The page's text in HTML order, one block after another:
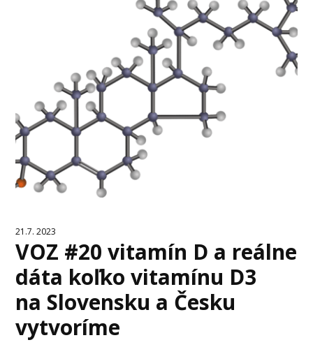
21.7. 2023
VOZ #20 vitamín D a reálne
dáta koľko vitamínu D3
na Slovensku a Česku
vytvoríme